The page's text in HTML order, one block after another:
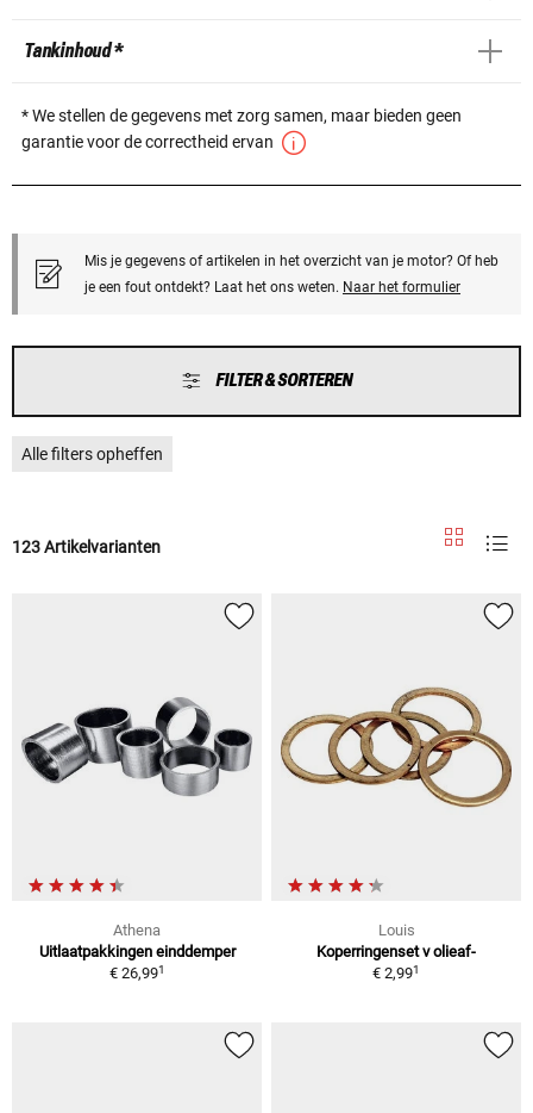
Tankinhoud *
* We stellen de gegevens met zorg samen, maar bieden geen
garantie voor de correctheid ervan
Mis je gegevens of artikelen in het overzicht van je motor? Of heb
je een fout ontdekt? Laat het ons weten. Naar het formulier
FILTER & SORTEREN
Alle filters opheffen
123 Artikelvarianten
Athena
Uitlaatpakkingen einddemper
€ 26,991
Louis
Koperringenset v olieaf-
€ 2,991